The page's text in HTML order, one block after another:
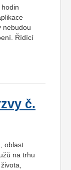
nebudou
Řídící
č.
oblast
na trhu